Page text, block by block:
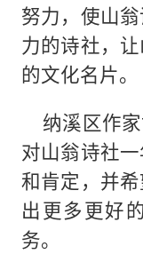
努力，使山
力的诗社，
的文化名片。
纳溪区作家
对山翁诗社
和肯定，并
出更多更好
务。